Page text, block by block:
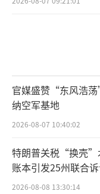
官媒盛赞“东风浩
纳空军基地
2026-08-07 10:40:02
特朗普关税“换壳”
账本引发25州联合
2026-08-08 13:30:14